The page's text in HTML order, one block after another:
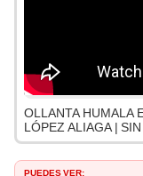
OLLANTA HUMALA
LÓPEZ ALIAGA |
PUEDES VER: